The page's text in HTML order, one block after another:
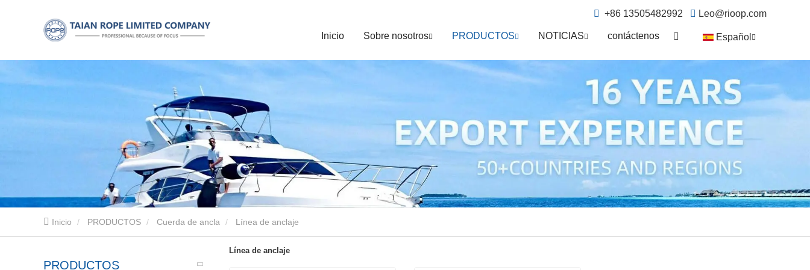
+86 13505482992 Leo@rioop.com
Inicio Sobre nosotros PRODUCTOS NOTICIAS contáctenos Español
Inicio PRODUCTOS Cuerda de ancla Línea de anclaje
PRODUCTOS
Línea de anclaje